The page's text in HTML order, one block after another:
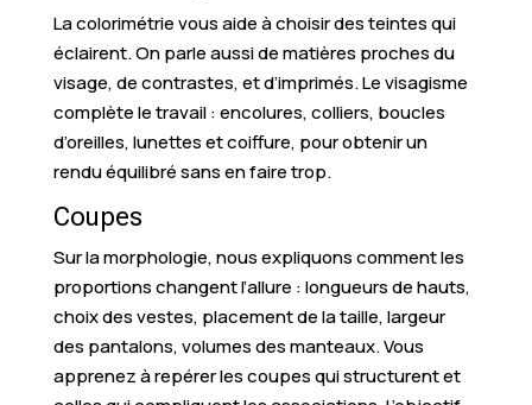
La colorimétrie vous aide à choisir des teintes qui
éclairent. On parle aussi de matières proches du
visage, de contrastes, et d’imprimés. Le visagisme
complète le travail : encolures, colliers, boucles
d’oreilles, lunettes et coiffure, pour obtenir un
rendu équilibré sans en faire trop.
Coupes
Sur la morphologie, nous expliquons comment les
proportions changent l’allure : longueurs de hauts,
choix des vestes, placement de la taille, largeur
des pantalons, volumes des manteaux. Vous
apprenez à repérer les coupes qui structurent et